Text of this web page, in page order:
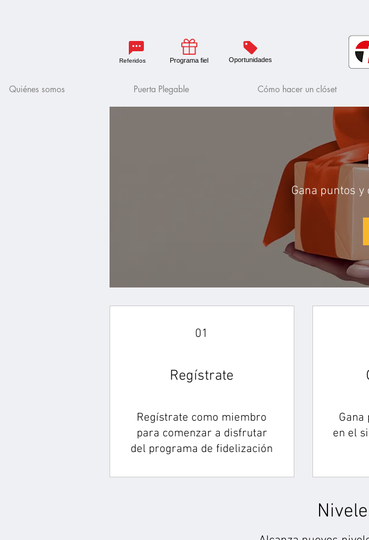
Referidos Programa fiel Oportunidades
Quiénes somos Puerta Plegable Cómo hacer un clóset
Gana puntos
01
Regístrate
Regístrate como miembro
para comenzar a disfrutar
del programa de fidelización
en el